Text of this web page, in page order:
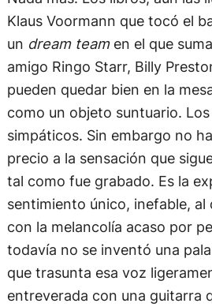
Klaus Voormann que tocó el
un dream teamen el que
amigo Ringo Starr, Billy
pueden quedar bien en la
como un objeto suntuario.
simpáticos. Sin embargo no
precio a la sensación que
tal como fue grabado. Es la
sentimiento único, inefable,
con la melancolía acaso por
todavía no se inventó una
que trasunta esa voz
entreverada con una guitarra